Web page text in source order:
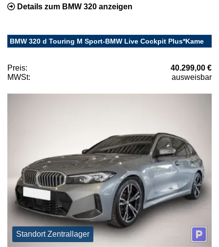
Details zum BMW 320 anzeigen
BMW 320 d Touring M Sport-BMW Live Cockpit Plus*Kame
Preis:
40.299,00 €
MWSt:
ausweisbar
Standort Zentrallager